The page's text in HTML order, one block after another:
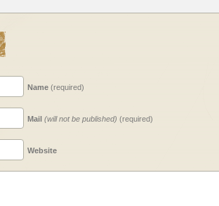
Name(required)
Mail (will not be published) (required)
Website